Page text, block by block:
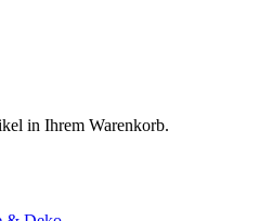
in Ihrem Warenkorb.